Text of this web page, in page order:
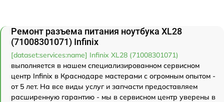
Ремонт разъема питания ноутбука XL28
(71008301071) Infinix
[dataset:services:name] Infinix XL28 (71008301071)
выполняется в нашем специализированном сервисном
центр Infinix в Краснодаре мастерами с огромным опытом -
от 5 лет. На все виды услуг и запчасти предоставляем
расширенную гарантию - мы в сервисном центр уверены в